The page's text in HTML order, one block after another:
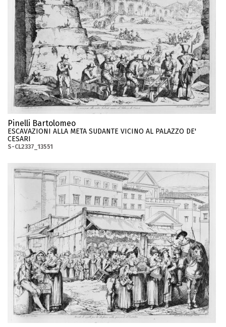
Pinelli Bartolomeo
ESCAVAZIONI ALLA META SUDANTE VICINO AL PALAZZO DE'
CESARI
S-CL2337_13551